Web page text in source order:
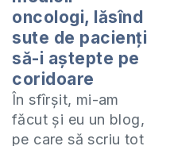
oncologi, lăsînd
sute de pacienţi
să-i aştepte pe
coridoare
În sfîrşit, mi-am
făcut şi eu un blog,
pe care să scriu tot